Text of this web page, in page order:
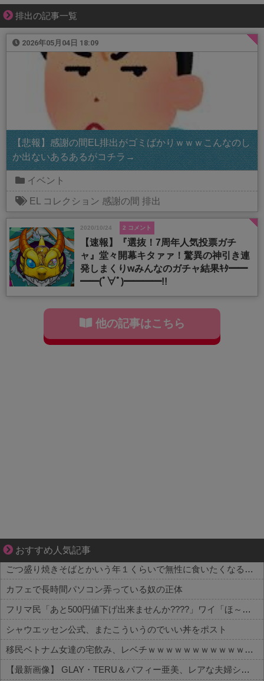
排出の記事一覧
2026年05月04日 18:09
【悲報】感謝の間EL排出がゴミばかりｗｗｗこんなのし
か出ないあるあるがコチラ→
イベント
EL コレクション 感謝の間 排出
2020/10/24 2 コメント
【速報】『選抜！7周年人気投票ガチ
ャ』堂々開幕キタァァ！驚異の神引き連
発しまくりwみんなのガチャ結果ｷﾀ━━
━━(ﾟ∀ﾟ)━━━━!!
他の記事はこちら
おすすめ人気記事
三十路女子×後輩男子、近づく心とすれ違い
ごつ盛り焼きそばとかいう年１くらいで無性に食いたくなるやつｗｗｗｗｗｗｗｗ
カフェで長時間パソコン弄っている奴の正体
フリマ民「あと500円値下げ出来ませんか????」ワイ「ほ～い購入ｗ」
シャウエッセン公式、またこういうのでいい丼をポスト
移民ベトナム女達の宅飲み、レベチｗｗｗｗｗｗｗｗｗｗｗｗｗｗｗｗｗｗｗｗｗｗｗｗ
【最新画像】 GLAY・TERU＆パフィー亜美、レアな夫婦ショットを公開してしまう！